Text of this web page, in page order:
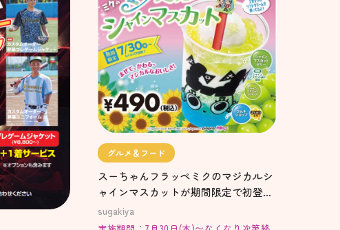
グルメ＆フード
スーちゃんフラッペミクのマジカルシ
ャインマスカットが期間限定で初登
場‼️
sugakiya